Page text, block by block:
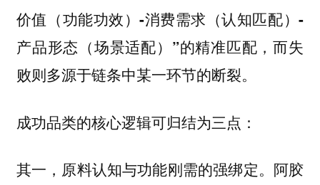
价值（功能功效）-消费需求（认知匹配）-
产品形态（场景适配）”的精准匹配 ，而失
败则多源于链条中某一环节的断裂。
成功品类的核心逻辑可归结为三点：
其一，原料认知与功能刚需的强绑定。阿胶